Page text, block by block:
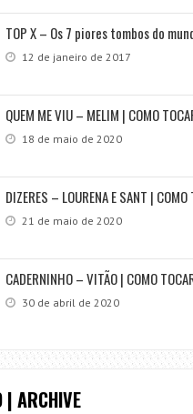
TOP X – Os 7 piores tombos do
12 de janeiro de 2017
QUEM ME VIU – MELIM | COMO
18 de maio de 2020
DIZERES – LOURENA E SANT | COMO
21 de maio de 2020
CADERNINHO – VITÃO | COMO
30 de abril de 2020
| ARCHIVE